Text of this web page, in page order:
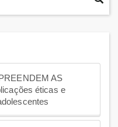
AS
éticas e